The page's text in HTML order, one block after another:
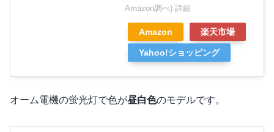
Amazon調べ) 詳細
Amazon 楽天市場
Yahoo!ショッピング
オーム電機の蛍光灯で色が昼白色のモデルです。